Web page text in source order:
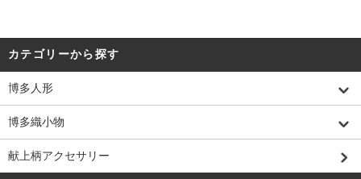
カテゴリーから探す
博多人形
博多織小物
献上柄アクセサリー